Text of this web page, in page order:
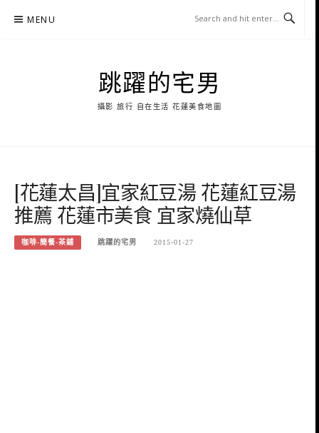
MENU
跳躍的宅男
攝影 旅行 自在生活 花蓮美食地圖
[花蓮太昌]宜家紅豆湯 花蓮紅豆湯
推薦 花蓮市美食 宜家燒仙草
咖啡-簡餐-茶鋪 跳躍的宅男 2015-01-27